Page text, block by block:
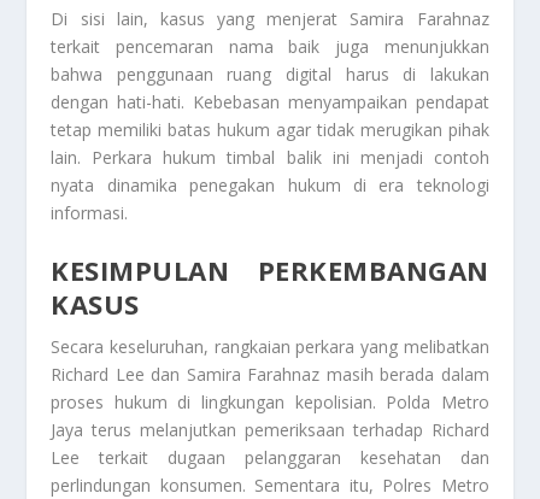
Di sisi lain, kasus yang menjerat Samira Farahnaz
terkait pencemaran nama baik juga menunjukkan
bahwa penggunaan ruang digital harus di lakukan
dengan hati-hati. Kebebasan menyampaikan pendapat
tetap memiliki batas hukum agar tidak merugikan pihak
lain. Perkara hukum timbal balik ini menjadi contoh
nyata dinamika penegakan hukum di era teknologi
informasi.
KESIMPULAN PERKEMBANGAN
KASUS
Secara keseluruhan, rangkaian perkara yang melibatkan
Richard Lee dan Samira Farahnaz masih berada dalam
proses hukum di lingkungan kepolisian. Polda Metro
Jaya terus melanjutkan pemeriksaan terhadap Richard
Lee terkait dugaan pelanggaran kesehatan dan
perlindungan konsumen. Sementara itu, Polres Metro